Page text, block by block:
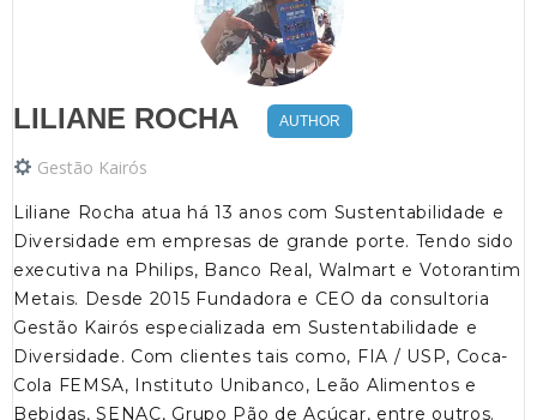
LILIANE ROCHA AUTHOR
Gestão Kairós
Liliane Rocha atua há 13 anos com Sustentabilidade e
Diversidade em empresas de grande porte. Tendo sido
executiva na Philips, Banco Real, Walmart e Votorantim
Metais. Desde 2015 Fundadora e CEO da consultoria
Gestão Kairós especializada em Sustentabilidade e
Diversidade. Com clientes tais como, FIA / USP, Coca-
Cola FEMSA, Instituto Unibanco, Leão Alimentos e
Bebidas, SENAC, Grupo Pão de Açúcar, entre outros.